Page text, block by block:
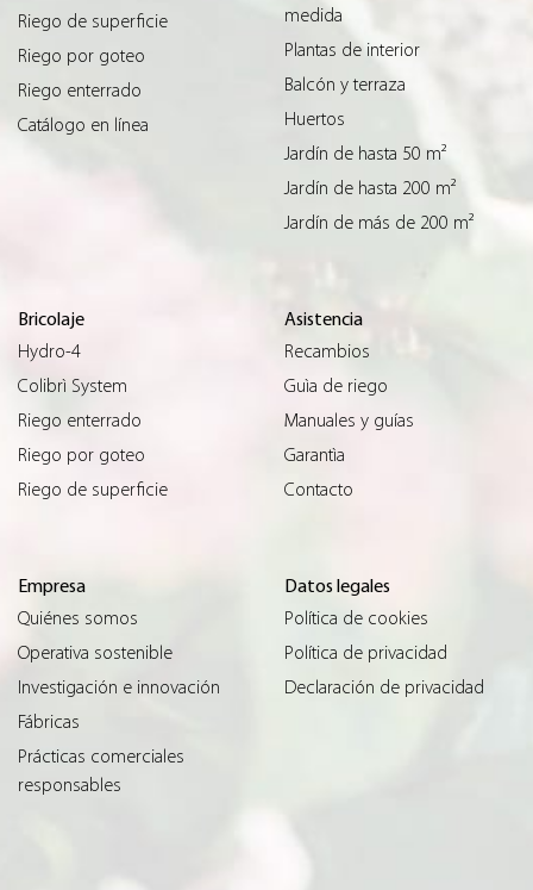
Riego de superficie
Riego por goteo
Riego enterrado
Catálogo en línea
medida
Plantas de interior
Balcón y terraza
Huertos
Jardín de hasta 50 m²
Jardín de hasta 200 m²
Jardín de más de 200 m²
Bricolaje
Hydro-4
Colibrì System
Riego enterrado
Riego por goteo
Riego de superficie
Asistencia
Recambios
Guìa de riego
Manuales y guías
Garantìa
Contacto
Empresa
Quiénes somos
Operativa sostenible
Investigación e innovación
Fábricas
Prácticas comerciales
responsables
Datos legales
Política de cookies
Política de privacidad
Declaración de privacidad